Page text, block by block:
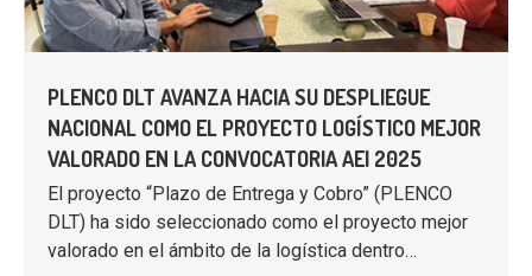
PLENCO DLT AVANZA HACIA SU DESPLIEGUE
NACIONAL COMO EL PROYECTO LOGÍSTICO MEJOR
VALORADO EN LA CONVOCATORIA AEI 2025
El proyecto “Plazo de Entrega y Cobro” (PLENCO
DLT) ha sido seleccionado como el proyecto mejor
valorado en el ámbito de la logística dentro…